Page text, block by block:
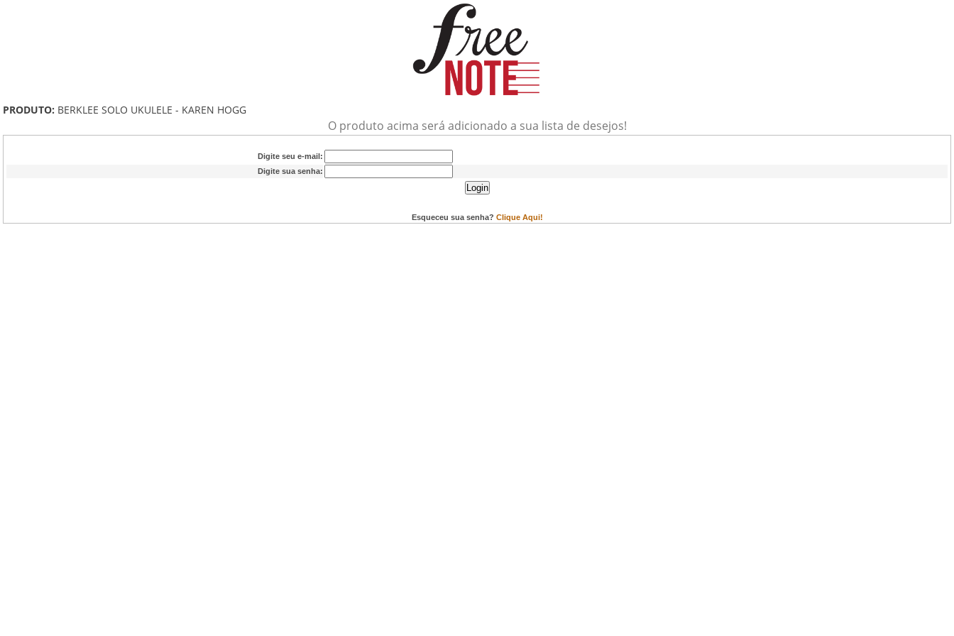
PRODUTO: BERKLEE SOLO UKULELE - KAREN HOGG
O produto acima será adicionado a sua lista de desejos!
Digite seu e-mail:
Digite sua senha:
Login
Esqueceu sua senha? Clique Aqui!